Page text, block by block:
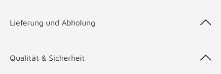
Lieferung und Abholung
Qualität & Sicherheit